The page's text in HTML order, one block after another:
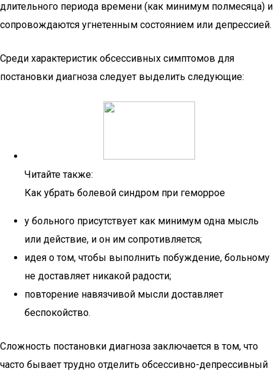
длительного периода времени (как минимум полмесяца) и
сопровождаются угнетенным состоянием или депрессией.
Среди характеристик обсессивных симптомов для
постановки диагноза следует выделить следующие:
Читайте также:
Как убрать болевой синдром при геморрое
у больного присутствует как минимум одна мысль
или действие, и он им сопротивляется;
идея о том, чтобы выполнить побуждение, больному
не доставляет никакой радости;
повторение навязчивой мысли доставляет
беспокойство.
Сложность постановки диагноза заключается в том, что
часто бывает трудно отделить обсессивно-депрессивный